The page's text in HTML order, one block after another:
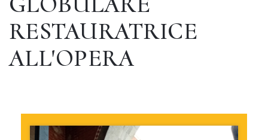
RESTAURATRICE
ALL'OPERA